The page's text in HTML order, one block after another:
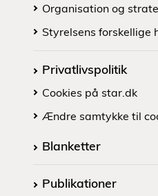
Organisation og
Styrelsens forskellige
Privatlivspolitik
Cookies på star.dk
Ændre samtykke til
Blanketter
Publikationer